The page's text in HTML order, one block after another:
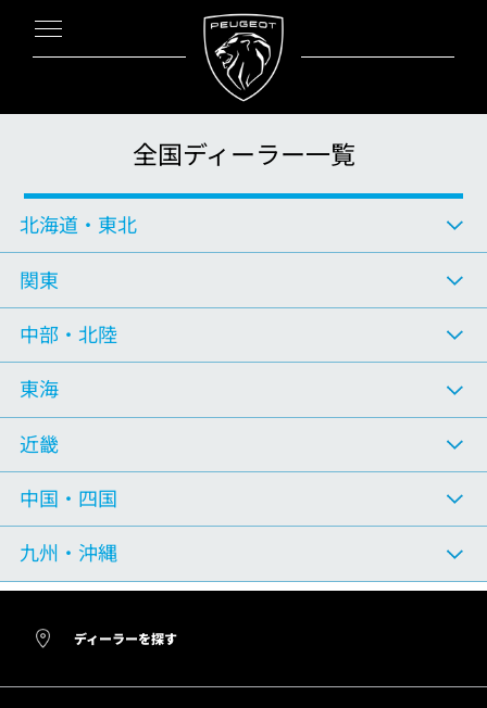
全国ディーラー一覧
北海道 ・ 東北
関東
中部 ・ 北陸
東海
近畿
中国 ・ 四国
九州 ・ 沖縄
ディーラーを探す